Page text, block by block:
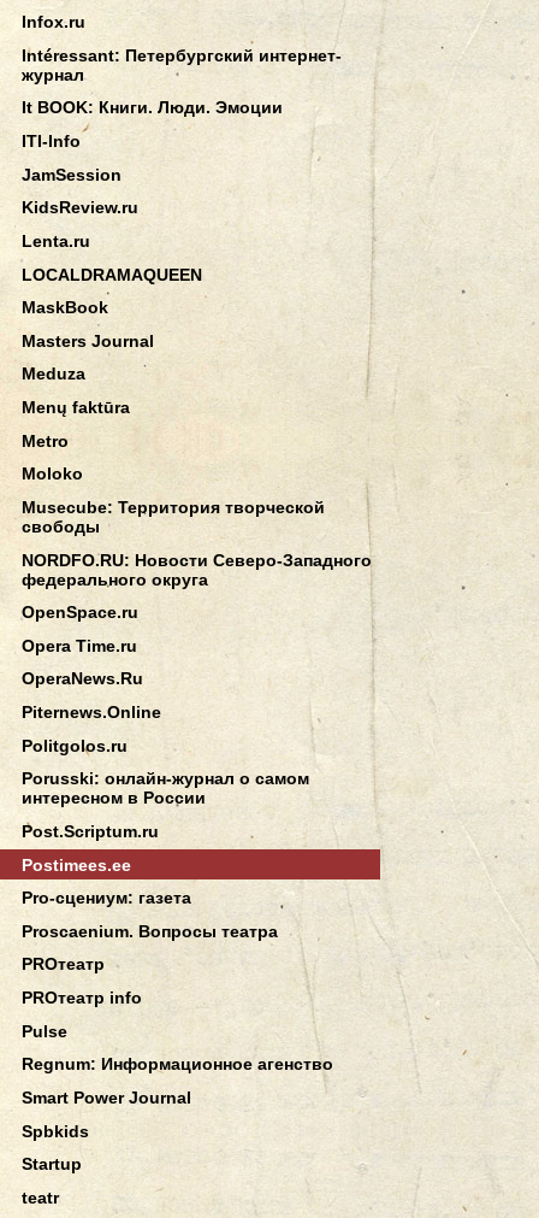
Infox.ru
Intéressant: Петербургский интернет-
журнал
It BOOK: Книги. Люди. Эмоции
ITI-Info
JamSession
KidsReview.ru
Lenta.ru
LOCALDRAMAQUEEN
MaskBook
Masters Journal
Meduza
Menų faktūra
Metro
Moloko
Musecube: Территория творческой
свободы
NORDFO.RU: Новости Северо-Западного
федерального округа
OpenSpace.ru
Opera Time.ru
OperaNews.Ru
Piternews.Online
Politgolos.ru
Porusski: онлайн-журнал о самом
интересном в России
Post.Scriptum.ru
Postimees.ee
Pro-сцениум: газета
Proscaenium. Вопросы театра
PROтеатр
PROтеатр info
Pulse
Regnum: Информационное агенство
Smart Power Journal
Spbkids
Startup
teatr